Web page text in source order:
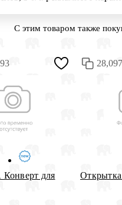
С этим товаром также
Конверт для